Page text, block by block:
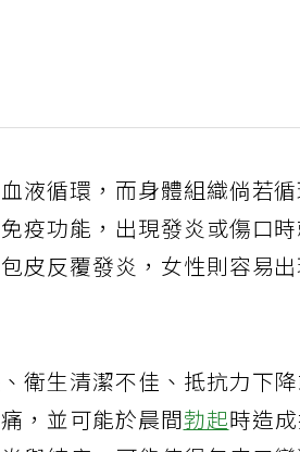
液循環，而身體組織倘若
疫功能，出現發炎或傷口時
皮反覆發炎，女性則容易
衛生清潔不佳、抵抗力下降
，並可能於晨間勃起時造